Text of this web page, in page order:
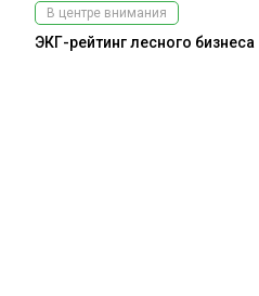
В центре внимания
ЭКГ-рейтинг лесного бизнеса